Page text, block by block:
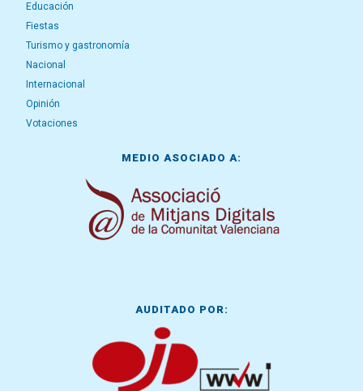
Educación
Fiestas
Turismo y gastronomía
Nacional
Internacional
Opinión
Votaciones
MEDIO ASOCIADO A:
AUDITADO POR: